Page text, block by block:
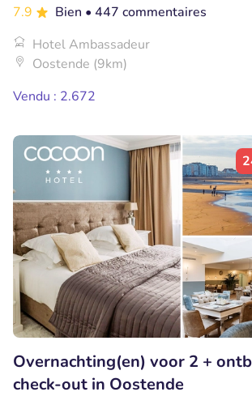
7.9 Bien • 447 commentaires
Hotel Ambassadeur
Oostende (9km)
Vendu : 2.672
Overnachting(en) voor 2 +
check-out in Oostende